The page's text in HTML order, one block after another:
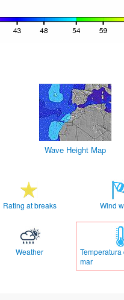
Wave Height Map
Rating at breaks Wind
Weather
mar